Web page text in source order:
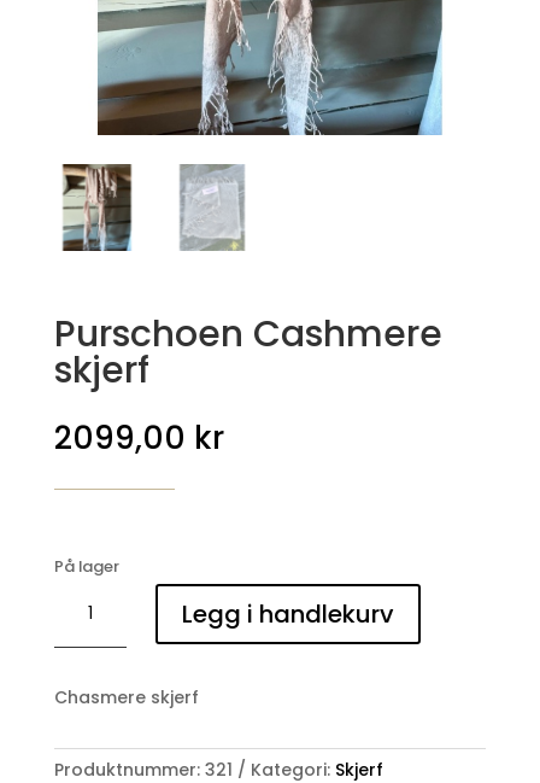
Purschoen Cashmere
skjerf
2099,00 kr
På lager
Cashmere
skjerf
Legg i handlekurv
Chasmere skjerf
Produktnummer: 321 Kategori: Skjerf